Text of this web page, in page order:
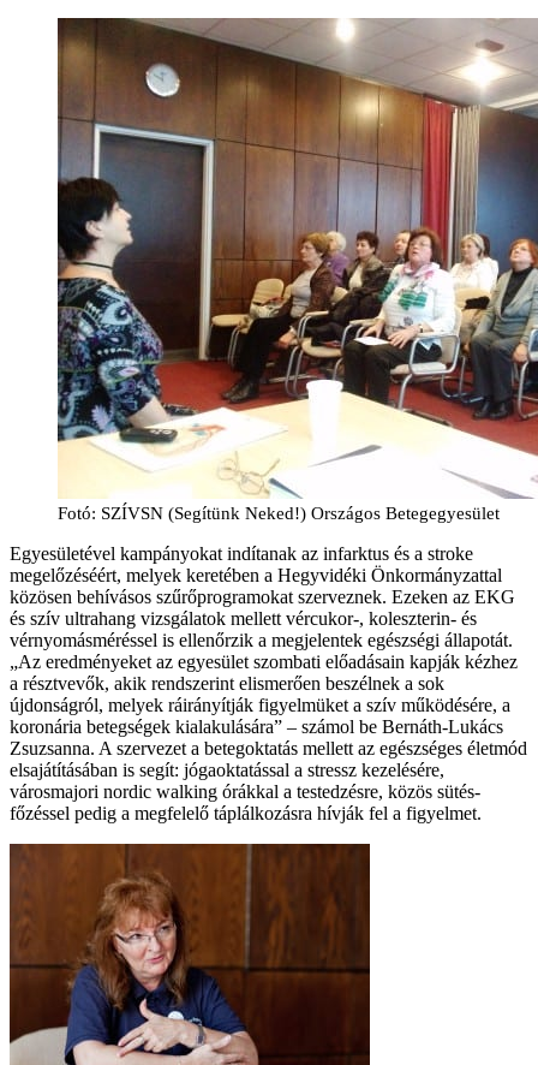
Fotó: SZÍVSN (Segítünk Neked!) Országos Betegegyesület
Egyesületével kampányokat indítanak az infarktus és a stroke
megelőzéséért, melyek keretében a Hegyvidéki Önkormányzattal
közösen behívásos szűrőprogramokat szerveznek. Ezeken az EKG
és szív ultrahang vizsgálatok mellett vércukor-, koleszterin- és
vérnyomásméréssel is ellenőrzik a megjelentek egészségi állapotát.
„Az eredményeket az egyesület szombati előadásain kapják kézhez
a résztvevők, akik rendszerint elismerően beszélnek a sok
újdonságról, melyek ráirányítják figyelmüket a szív működésére, a
koronária betegségek kialakulására” – számol be Bernáth-Lukács
Zsuzsanna. A szervezet a betegoktatás mellett az egészséges életmód
elsajátításában is segít: jógaoktatással a stressz kezelésére,
városmajori nordic walking órákkal a testedzésre, közös sütés-
főzéssel pedig a megfelelő táplálkozásra hívják fel a figyelmet.